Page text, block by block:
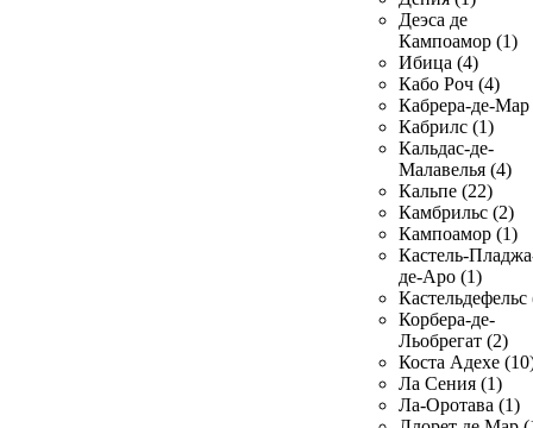
Деэса де
Кампоамор (1)
Ибица (4)
Кабо Роч (4)
Кабрера-де-Мар
Кабрилс (1)
Кальдас-де-
Малавелья (4)
Кальпе (22)
Камбрильс (2)
Кампоамор (1)
Кастель-
де-Аро (1)
Кастельдефельс
Корбера-де-
Льобрегат (2)
Коста Адехе
Ла Сения (1)
Ла-Оротава (1)